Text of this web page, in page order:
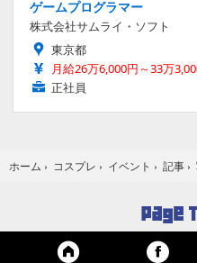
ゲームプログラマー
株式会社サムライ・ソフト
東京都
月給26万6,000円～33万
正社員
ホーム › コスプレ › イベント › 記事 ›